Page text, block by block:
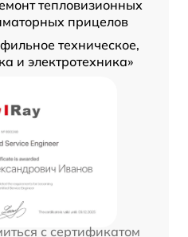
тепловизионных
прицелов
техническое,
и электротехника»
с сертификатом